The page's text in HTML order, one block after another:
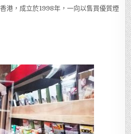
港，成立於1998年，一向以售買優質煙